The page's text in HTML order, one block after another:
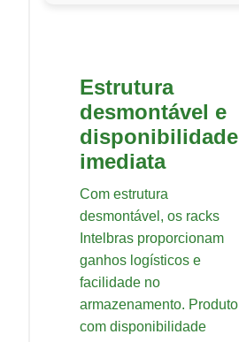
Estrutura
desmontável e
disponibilidade
imediata
Com estrutura
desmontável, os racks
Intelbras proporcionam
ganhos logísticos e
facilidade no
armazenamento. Produto
com disponibilidade